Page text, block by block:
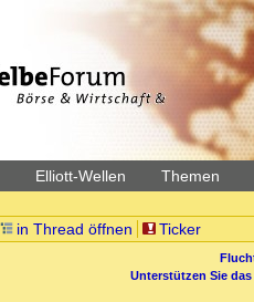
Elliott-Wellen Themen
in Thread öffnen Ticker
Unterstützen Sie